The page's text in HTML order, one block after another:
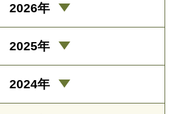
2026年
2025年
2024年